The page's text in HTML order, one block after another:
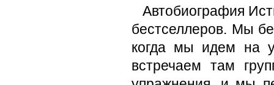
Автобиография
бестселлеров. Мы
когда мы идем на
встречаем там